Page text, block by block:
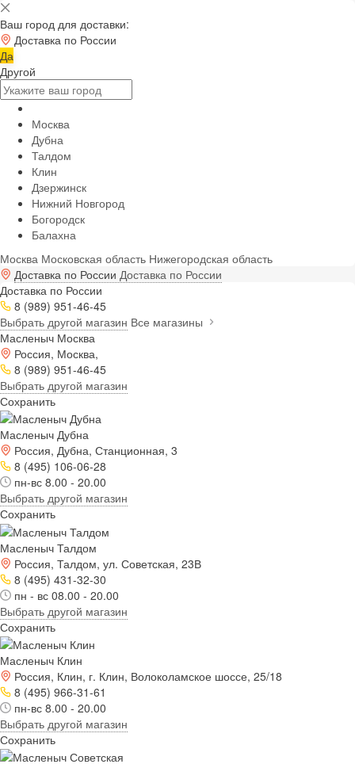
Ваш город для доставки:
Доставка по России
Да
Другой
Москва
Дубна
Талдом
Клин
Дзержинск
Нижний Новгород
Богородск
Балахна
Москва Московская область Нижегородская область
Доставка по России Доставка по России
Доставка по России
8 (989) 951-46-45
Выбрать другой магазин Все магазины
Масленыч Москва
Россия, Москва,
8 (989) 951-46-45
Выбрать другой магазин
Сохранить
Масленыч Дубна
Россия, Дубна, Станционная, 3
8 (495) 106-06-28
пн-вс 8.00 - 20.00
Выбрать другой магазин
Сохранить
Масленыч Талдом
Россия, Талдом, ул. Советская, 23В
8 (495) 431-32-30
пн - вс 08.00 - 20.00
Выбрать другой магазин
Сохранить
Масленыч Клин
Россия, Клин, г. Клин, Волоколамское шоссе, 25/18
8 (495) 966-31-61
пн-вс 8.00 - 20.00
Выбрать другой магазин
Сохранить